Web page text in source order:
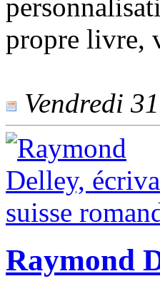
propre livre,
Vendredi
Raymond